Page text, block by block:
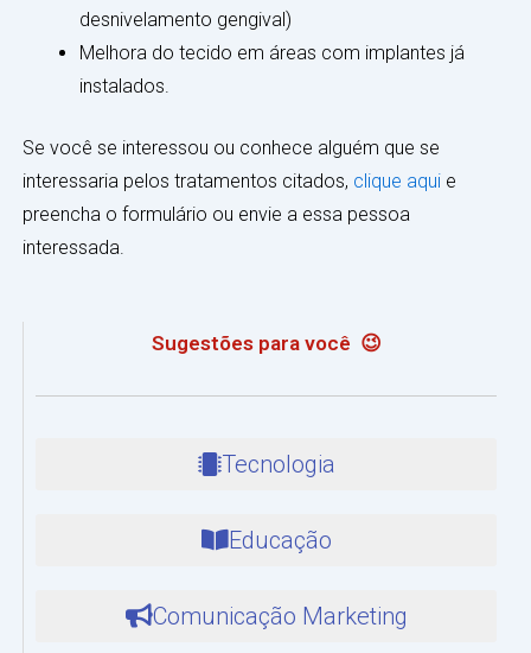
desnivelamento gengival)
Melhora do tecido em áreas com implantes já
instalados.
Se você se interessou ou conhece alguém que se
interessaria pelos tratamentos citados, clique aqui e
preencha o formulário ou envie a essa pessoa
interessada.
Sugestões para você ︎ 😉
Tecnologia
Educação
Comunicação Marketing